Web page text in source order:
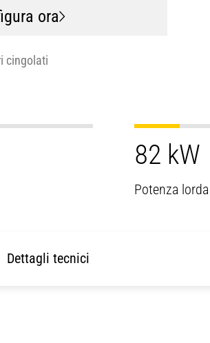
ora
cingolati
82 kW
Potenza lorda
Dettagli tecnici